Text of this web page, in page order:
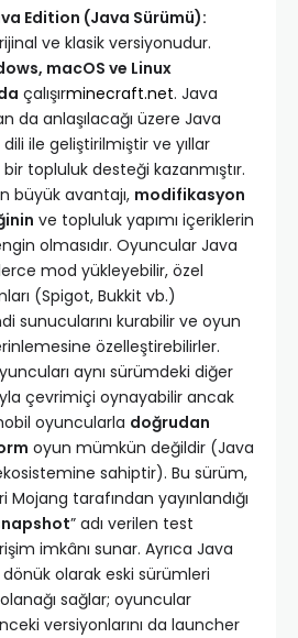
Edition (Java Sürümü):
ve klasik versiyonudur.
macOS ve Linux
çalışırminecraft.net. Java
da anlaşılacağı üzere Java
ile geliştirilmiştir ve yıllar
topluluk desteği kazanmıştır.
büyük avantajı, modifikasyon
ve topluluk yapımı içeriklerin
olmasıdır. Oyuncular Java
mod yükleyebilir, özel
(Spigot, Bukkit vb.)
sunucularını kurabilir ve oyun
özelleştirebilirler.
aynı sürümdeki diğer
çevrimiçi oynayabilir ancak
oyuncularla doğrudan
oyun mümkün değildir (Java
sahiptir). Bu sürüm,
tarafından yayınlandığı
” adı verilen test
imkânı sunar. Ayrıca Java
olarak eski sürümleri
sağlar; oyuncular
versiyonlarını da launcher